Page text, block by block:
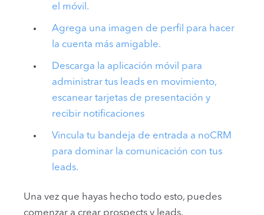
el móvil.
Agrega una imagen de perfil para hacer
la cuenta más amigable.
Descarga la aplicación móvil para
administrar tus leads en movimiento,
escanear tarjetas de presentación y
recibir notificaciones
Vincula tu bandeja de entrada a noCRM
para dominar la comunicación con tus
leads.
Una vez que hayas hecho todo esto, puedes
comenzar a crear prospects y leads.